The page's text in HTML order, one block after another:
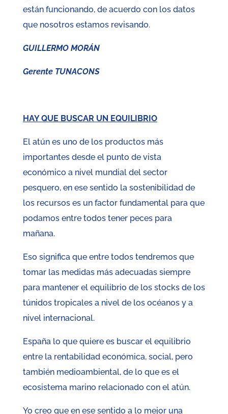
están funcionando, de acuerdo con los datos
que nosotros estamos revisando.
GUILLERMO MORÁN
Gerente TUNACONS
HAY QUE BUSCAR UN EQUILIBRIO
El atún es uno de los productos más
importantes desde el punto de vista
económico a nivel mundial del sector
pesquero, en ese sentido la sostenibilidad de
los recursos es un factor fundamental para que
podamos entre todos tener peces para
mañana.
Eso significa que entre todos tendremos que
tomar las medidas más adecuadas siempre
para mantener el equilibrio de los stocks de los
túnidos tropicales a nivel de los océanos y a
nivel internacional.
España lo que quiere es buscar el equilibrio
entre la rentabilidad económica, social, pero
también medioambiental, de lo que es el
ecosistema marino relacionado con el atún.
Yo creo que en ese sentido a lo mejor una